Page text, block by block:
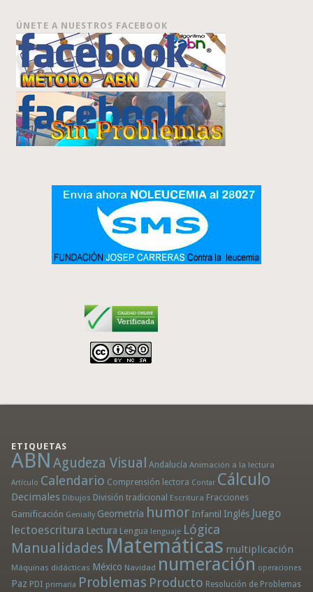
ÚNETE A NUESTROS FACEBOOK
ETIQUETAS
ABN Agudeza Visual Andalucía Animación a la lectura
Artículo Calendario Comprensión lectora Contar Cálculo
Decimales Dibujos División tradicional Escritura Fracciones
Gamificación Genially Geometría humor Infantil Inglés Juego
lectoescritura Lectura Lengua lenguaje Lógica
Manualidades Matemáticas multiplicación
Máquinas didácticas México Navidad numeración operaciones
Paz PDI primaria Problemas Producto Resolución de Problemas